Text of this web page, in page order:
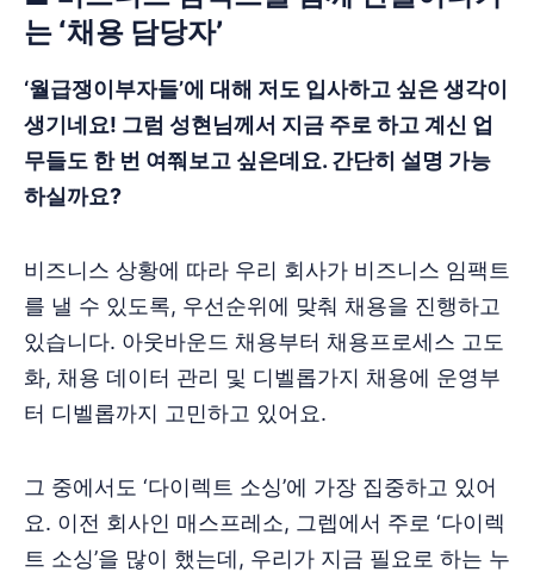
는 ‘채용 담당자’
‘월급쟁이부자들’에 대해 저도 입사하고 싶은 생각이
생기네요! 그럼 성현님께서 지금 주로 하고 계신 업
무들도 한 번 여쭤보고 싶은데요. 간단히 설명 가능
하실까요?
비즈니스 상황에 따라 우리 회사가 비즈니스 임팩트
를 낼 수 있도록, 우선순위에 맞춰 채용을 진행하고
있습니다. 아웃바운드 채용부터 채용프로세스 고도
화, 채용 데이터 관리 및 디벨롭가지 채용에 운영부
터 디벨롭까지 고민하고 있어요.
그 중에서도 ‘다이렉트 소싱’에 가장 집중하고 있어
요. 이전 회사인 매스프레소, 그렙에서 주로 ‘다이렉
트 소싱’을 많이 했는데, 우리가 지금 필요로 하는 누